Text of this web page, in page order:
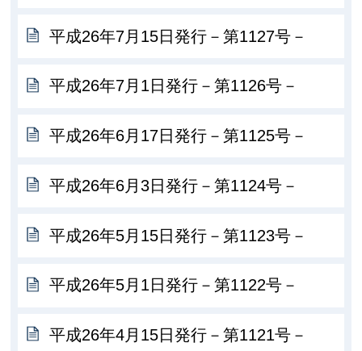
平成26年7月15日発行－第1127号－
平成26年7月1日発行－第1126号－
平成26年6月17日発行－第1125号－
平成26年6月3日発行－第1124号－
平成26年5月15日発行－第1123号－
平成26年5月1日発行－第1122号－
平成26年4月15日発行－第1121号－